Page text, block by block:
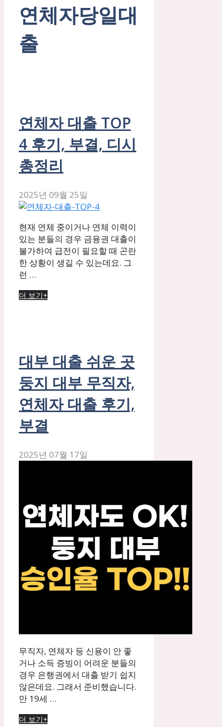
연체자당일대
출
연체자 대출 TOP
4 후기, 부결, 디시
총정리
2025년 09월 25일
현재 연체 중이거나 연체 이력이
있는 분들의 경우 금융권 대출이
불가하여 급전이 필요할 때 곤란
한 상황이 생길 수 있는데요. 그
런 …
더 보기+
대부 대출 쉬운 곳
둥지 대부 무직자,
연체자 대출 후기,
부결
2025년 07월 17일
무직자, 연체자 등 신용이 안 좋
거나 소득 증빙이 어려운 분들의
경우 은행권에서 대출 받기 쉽지
않은데요. 그래서 준비했습니다.
만 19세 …
더 보기+